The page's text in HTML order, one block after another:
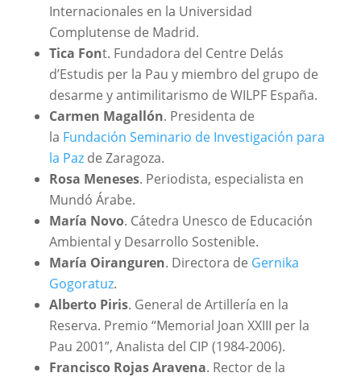
Internacionales en la Universidad
Complutense de Madrid.
Tica Font. Fundadora del Centre Delás
d’Estudis per la Pau y miembro del grupo de
desarme y antimilitarismo de WILPF España.
Carmen Magallón. Presidenta de
la Fundación Seminario de Investigación para
la Pazde Zaragoza.
Rosa Meneses. Periodista, especialista en
Mundó Árabe.
María Novo. Cátedra Unesco de Educación
Ambiental y Desarrollo Sostenible.
María Oiranguren. Directora de Gernika
Gogoratuz.
Alberto Piris. General de Artillería en la
Reserva. Premio “Memorial Joan XXIII per la
Pau 2001”, Analista del CIP (1984-2006).
Francisco Rojas Aravena. Rector de la